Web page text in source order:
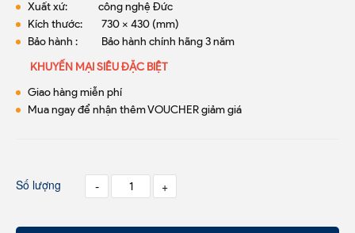
Xuất xứ: công nghệ Đức
Kích thước:
730 x 430 (mm)
Bảo hành : Bảo hành chính hãng 3 năm
KHUYẾN MẠI SIÊU ĐẶC BIỆT
Giao hàng miễn phí
Mua ngay để nhận thêm VOUCHER giảm giá
Số lượng - +